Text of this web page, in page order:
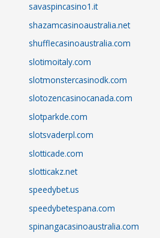
savaspincasino1.it
shazamcasinoaustralia.net
shufflecasinoaustralia.com
slotimoitaly.com
slotmonstercasinodk.com
slotozencasinocanada.com
slotparkde.com
slotsvaderpl.com
slotticade.com
slotticakz.net
speedybet.us
speedybetespana.com
spinangacasinoaustralia.com